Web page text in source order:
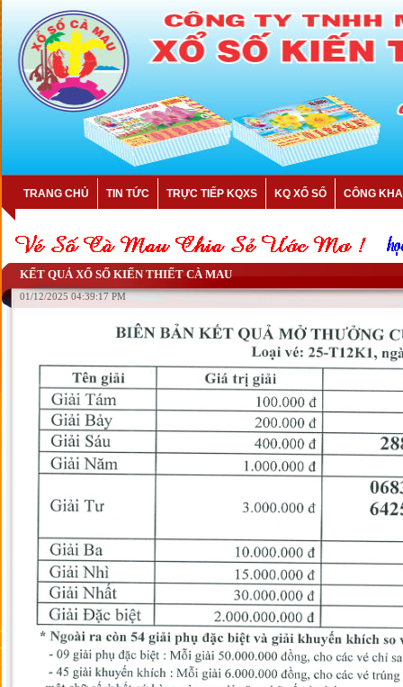
TRANG CHỦ TIN TỨC TRỰC TIẾP KQXS KQ XỔ SỐ CÔNG
KẾT QUẢ XỔ SỐ KIẾN THIẾT CÀ MAU
01/12/2025 04:39:17 PM